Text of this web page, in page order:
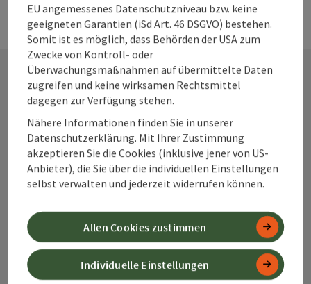
Kontakt
Alpenland Tourismus GmbH
4580 Windischgarsten
+43 50 360 360 360
EU angemessenes Datenschutzniveau bzw. keine
geeigneten Garantien (iSd Art. 46 DSGVO) bestehen.
Somit ist es möglich, dass Behörden der USA zum
Zwecke von Kontroll- oder
Überwachungsmaßnahmen auf übermittelte Daten
zugreifen und keine wirksamen Rechtsmittel
dagegen zur Verfügung stehen.
Nähere Informationen finden Sie in unserer
Datenschutzerklärung. Mit Ihrer Zustimmung
akzeptieren Sie die Cookies (inklusive jener von US-
Anbieter), die Sie über die individuellen Einstellungen
selbst verwalten und jederzeit widerrufen können.
Individuelle Einstellungen
Allen Cookies zustimmen